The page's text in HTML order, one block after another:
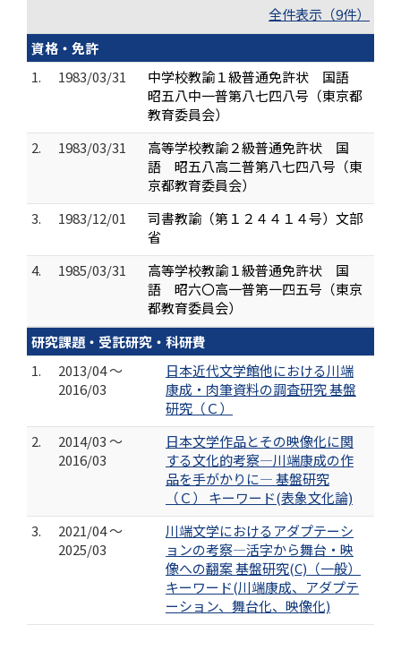
全件表示（9件）
資格・免許
1.
1983/03/31
中学校教諭１級普通免許状 国語
昭五八中一普第八七四八号（東京都
教育委員会）
2.
1983/03/31
高等学校教諭２級普通免許状 国
語 昭五八高二普第八七四八号（東
京都教育委員会）
3.
1983/12/01
司書教諭（第１２４４１４号）文部
省
4.
1985/03/31
高等学校教諭１級普通免許状 国
語 昭六〇高一普第一四五号（東京
都教育委員会）
研究課題・受託研究・科研費
1.
2013/04 ～
2016/03
日本近代文学館他における川端
康成・肉筆資料の調査研究 基盤
研究（Ｃ）
2.
2014/03 ～
2016/03
日本文学作品とその映像化に関
する文化的考察―川端康成の作
品を手がかりに― 基盤研究
（Ｃ） キーワード(表象文化論)
3.
2021/04 ～
2025/03
川端文学におけるアダプテーシ
ョンの考察―活字から舞台・映
像への翻案 基盤研究(C)（一般）
キーワード(川端康成、アダプテ
ーション、舞台化、映像化)